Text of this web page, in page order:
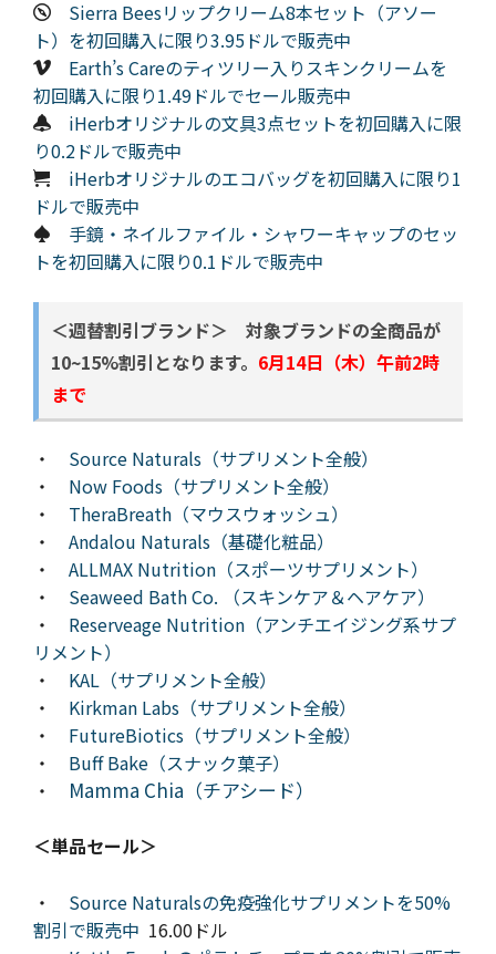
Sierra Beesリップクリーム8本セット（アソー
ト）を初回購入に限り3.95ドルで販売中
Earth’s Careのティツリー入りスキンクリームを
初回購入に限り1.49ドルでセール販売中
iHerbオリジナルの文具3点セットを初回購入に限
り0.2ドルで販売中
iHerbオリジナルのエコバッグを初回購入に限り1
ドルで販売中
手鏡・ネイルファイル・シャワーキャップのセッ
トを初回購入に限り0.1ドルで販売中
＜週替割引ブランド＞ 対象ブランドの全商品が
10~15%割引となります。 6月14日（木）午前2時
まで
・ Source Naturals（サプリメント全般）
・ Now Foods（サプリメント全般）
・ TheraBreath（マウスウォッシュ）
・ Andalou Naturals（基礎化粧品）
・ ALLMAX Nutrition（スポーツサプリメント）
・ Seaweed Bath Co. （スキンケア＆ヘアケア）
・ Reserveage Nutrition（アンチエイジング系サプ
リメント）
・ KAL（サプリメント全般）
・ Kirkman Labs（サプリメント全般）
・ FutureBiotics（サプリメント全般）
・ Buff Bake（スナック菓子）
・ Mamma Chia（チアシード）
＜単品セール＞
・ Source Naturalsの免疫強化サプリメントを50%
割引で販売中 16.00ドル